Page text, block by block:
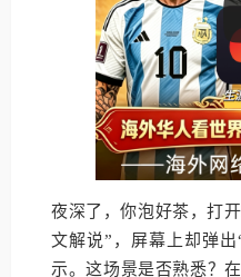
夜深了，你泡好茶，打
文解说”，屏幕上却弹
示。这场景是否熟悉？